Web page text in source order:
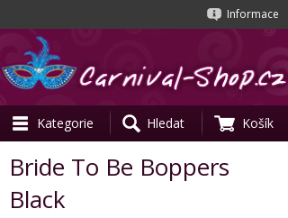
Informace
Kategorie Hledat Košík
Bride To Be Boppers
Black